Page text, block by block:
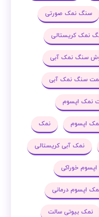
سنگ نمک صورتی
نمک کریستالی
سنگ نمک آبی
سنگ نمک آبی
نمک اپسوم
اپسوم نمک
نمک آبی کریستالی
خوراکی
اپسوم درمانی
نمک بیوتی سالت